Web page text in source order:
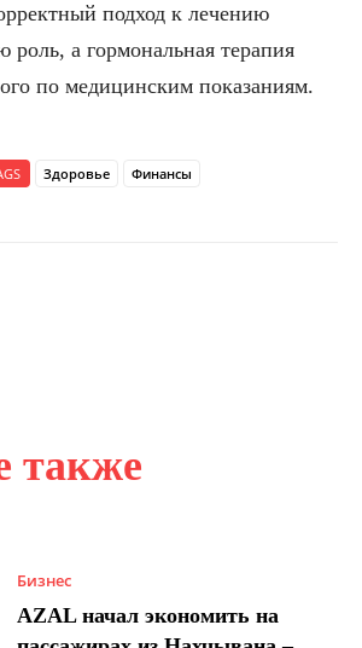
также
Бизнес
AZAL начал экономить на
подход к лечению
роль, а гормональная терапия
по медицинским показаниям.
Здоровье Финансы